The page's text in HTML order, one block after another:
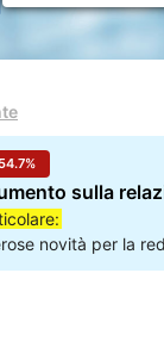
%
sulla
novità per la
da Covid-19.i si
(c.d. Decreto